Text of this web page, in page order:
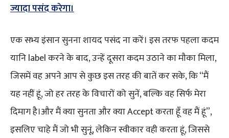
ज्यादा पसंद करेगा।
एक सभ्य इंसान सुनना शायद पसंद ना करें। इस तरफ पहला कदम
यानि label करने के बाद, उन्हें दूसरा कदम उठाने का मौका मिला,
जिसमें वह अपने आप से कुछ इस तरह की बातें कर सके, कि “मैं
यह नहीं हूं, जो हर तरह के विचारों को सुनें, बल्कि वह सिर्फ मेरा
दिमाग है।और मैं क्या सुनता और क्या Accept करता हूँ वह मैं हूं”,
इसलिए चाहे मैं जो भी सुनूं, लेकिन स्वीकार वही करता हूं, जिससे